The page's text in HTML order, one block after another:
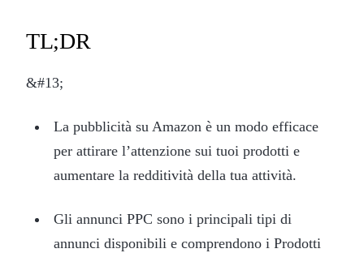
TL;DR
&#13;
La pubblicità su Amazon è un modo efficace
per attirare l’attenzione sui tuoi prodotti e
aumentare la redditività della tua attività.
Gli annunci PPC sono i principali tipi di
annunci disponibili e comprendono i Prodotti